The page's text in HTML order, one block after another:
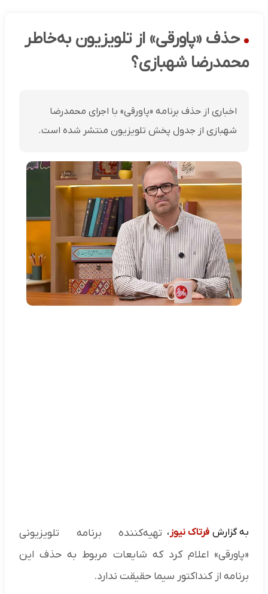
حذف «پاورقی» از تلویزیون به‌خاطر
محمدرضا شهبازی؟
اخباری از حذف برنامه «پاورقی» با اجرای محمدرضا
شهبازی از جدول پخش تلویزیون منتشر شده است.
به گزارش فرتاک نیوز ، تهیه‌کننده برنامه تلویزیونی
«پاورقی» اعلام کرد که شایعات مربوط به حذف این
برنامه از کنداکتور سیما حقیقت ندارد.